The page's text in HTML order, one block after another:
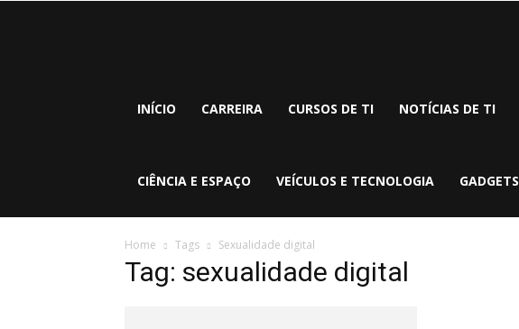
INÍCIO CARREIRA CURSOS DE TI NOTÍCIAS DE TI
CIÊNCIA E ESPAÇO VEÍCULOS E TECNOLOGIA GADGETS
Home Tags Sexualidade digital
Tag: sexualidade digital